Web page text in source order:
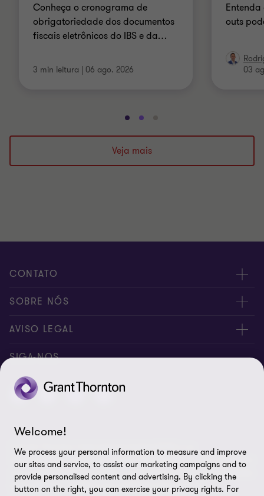
Conheça o cronograma de
obrigatoriedade dos documentos
fiscais eletrônicos do IBS e da…
3 min leitura | 06 ago. 2026
Entenda
outs
03
Ir
para
o
slide
Ir
para
o
slide
para
slide
Veja mais
CONTATO
Fale conosco
Inscreva-se
SOBRE NÓS
Sobre nós
Nossos sócios
Nossos escritórios
Sala de imprensa
AVISO LEGAL
Aviso de privacidade
Política de cookies
Preferências de cookies
Direito dos titulares
Aviso legal
Mapa do site
SIGA-NOS
A Grant Thornton International Limited (GTIL) e as
firmas‑membro, incluindo a Grant Thornton Brasil, não constituem
uma sociedade global. A GTIL e cada firma‑membro são entidades
legais distintas. A GTIL é uma entidade internacional,
Welcome!
We process your personal information to measure and improve
our sites and service, to assist our marketing campaigns and to
provide personalised content and advertising. By clicking the
button on the right, you can exercise your privacy rights. For